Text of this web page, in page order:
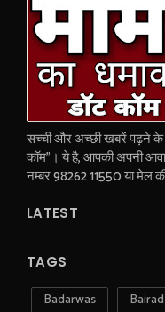
सच्ची और अच्छी खबरें पढ़ने के
कॉम"। ये है, आपकी अपनी
नम्बर 98262 11550 या मेल
LATEST
TAGS
Badarwas Bairad